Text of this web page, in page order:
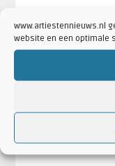
www.artiestennieuws.nl
website en een optimale